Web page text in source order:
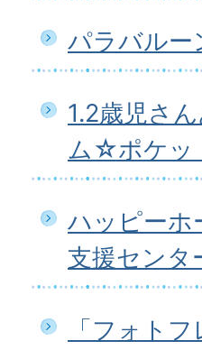
パラバルー
1.2歳児さ
ム☆ポケッ
ハッピーホ
支援センタ
「フォト